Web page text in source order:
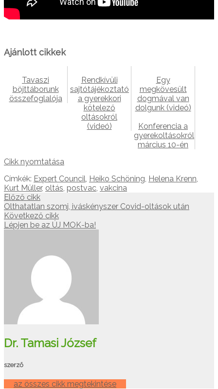
Ajánlott cikkek
Tavaszi
böjttáborunk
összefoglalója
Rendkívüli
sajtótájékoztató
a gyerekkori
kötelező
oltásokról
(videó)
Egy
megkövesült
dogmával van
dolgunk (videó)
Konferencia a
gyerekoltásokról
március 10-én
Cikk nyomtatása
Címkék: Expert Council, Heiko Schöning, Helena Krenn,
Kurt Müller, oltás, postvac, vakcina
Előző cikk
Olthatatlan szomj, iváskényszer Covid-oltások után
Következő cikk
Lépjen be az ÚJ MOK-ba!
Dr. Tamasi József
szerző
az összes cikk megtekintése